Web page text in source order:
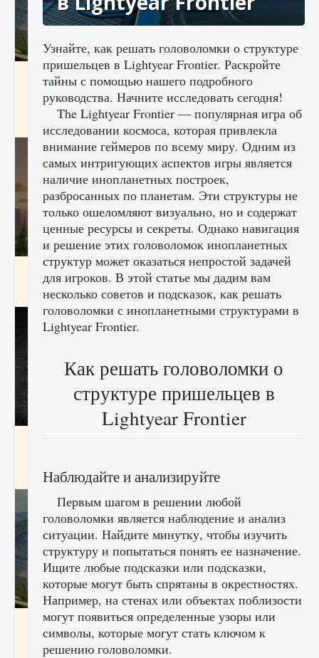
Как исправить ошибку Palworld «Идет
сохранение мира — Невозможно начать
сохранение данных мира»
9 августа 2024 2 511 0 0
Как заработать медали лиги Clash of Clans
9 августа 2024 2 599 0 1
9 августа 2024 2 395 0
Как исправить ошибку Palworld EPalworld
«Идет сохранение мира — Невозможно
начать сохранение данных мира»
Узнайте, как решать головоломки о структуре
пришельцев в Lightyear Frontier. Раскройте
тайны с помощью нашего подробного
руководства. Начните исследовать сегодня!
The Lightyear Frontier — популярная игра об
исследовании космоса, которая привлекла
внимание геймеров по всему миру. Одним из
самых интригующих аспектов игры является
наличие инопланетных построек,
разбросанных по планетам. Эти структуры не
только ошеломляют визуально, но и содержат
ценные ресурсы и секреты. Однако навигация
и решение этих головоломок инопланетных
структур может оказаться непростой задачей
для игроков. В этой статье мы дадим вам
несколько советов и подсказок, как решать
головоломки с инопланетными структурами в
Lightyear Frontier.
Как решать головоломки о
структуре пришельцев в
Lightyear Frontier
Наблюдайте и анализируйте
Первым шагом в решении любой
головоломки является наблюдение и анализ
ситуации. Найдите минутку, чтобы изучить
структуру и попытаться понять ее назначение.
Ищите любые подсказки или подсказки,
которые могут быть спрятаны в окрестностях.
Например, на стенах или объектах поблизости
могут появиться определенные узоры или
символы, которые могут стать ключом к
решению головоломки.